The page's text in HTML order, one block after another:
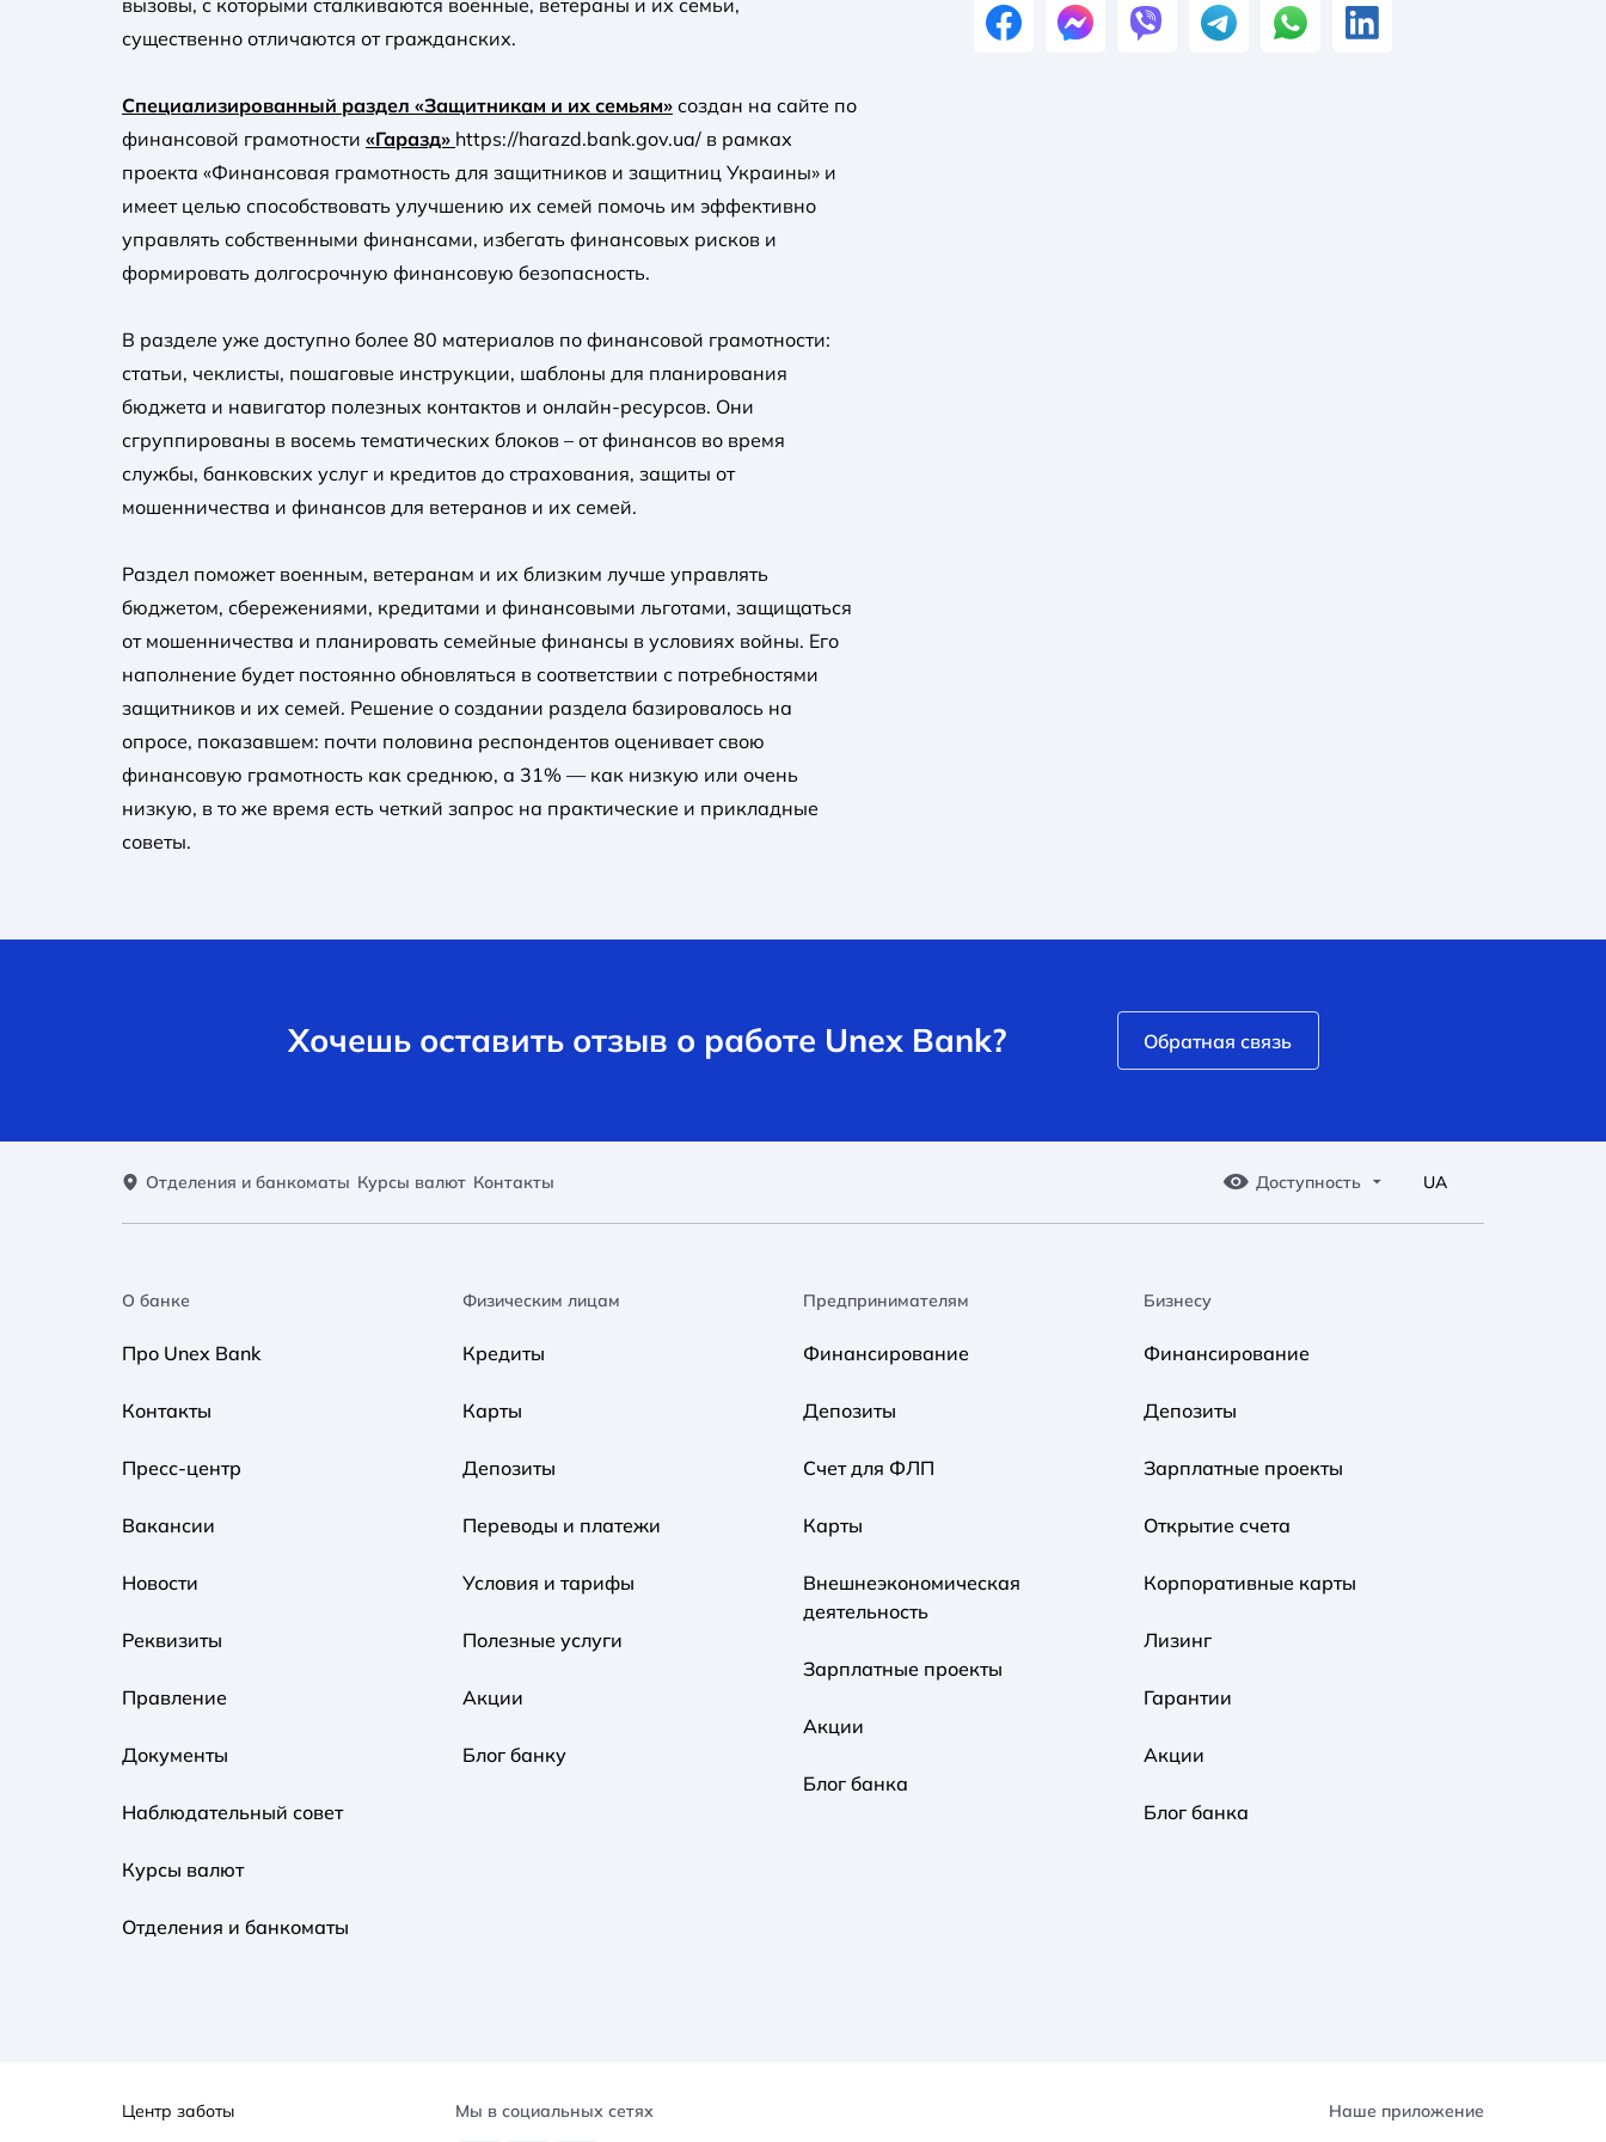
вызовы, с которыми сталкиваются военные, ветераны и их семьи,
существенно отличаются от гражданских.
Специализированный раздел «Защитникам и их семьям» создан на сайте по
финансовой грамотности «Гаразд» https://harazd.bank.gov.ua/ в рамках
проекта «Финансовая грамотность для защитников и защитниц Украины» и
имеет целью способствовать улучшению их семей помочь им эффективно
управлять собственными финансами, избегать финансовых рисков и
формировать долгосрочную финансовую безопасность.
В разделе уже доступно более 80 материалов по финансовой грамотности:
статьи, чеклисты, пошаговые инструкции, шаблоны для планирования
бюджета и навигатор полезных контактов и онлайн-ресурсов. Они
сгруппированы в восемь тематических блоков – от финансов во время
службы, банковских услуг и кредитов до страхования, защиты от
мошенничества и финансов для ветеранов и их семей.
Раздел поможет военным, ветеранам и их близким лучше управлять
бюджетом, сбережениями, кредитами и финансовыми льготами, защищаться
от мошенничества и планировать семейные финансы в условиях войны. Его
наполнение будет постоянно обновляться в соответствии с потребностями
защитников и их семей. Решение о создании раздела базировалось на
опросе, показавшем: почти половина респондентов оценивает свою
финансовую грамотность как среднюю, а 31% — как низкую или очень
низкую, в то же время есть четкий запрос на практические и прикладные
советы.
Хочешь оставить отзыв о работе Unex Bank? Обратная связь
Отделения и банкоматы Курсы валют Контакты Доступность
Обычный
A A
Средний Большой
A A
UA
О банке
Про Unex Bank
Контакты
Пресс-центр
Вакансии
Новости
Реквизиты
Правление
Документы
Наблюдательный совет
Курсы валют
Отделения и банкоматы
Физическим лицам
Кредиты
Карты
Депозиты
Переводы и платежи
Условия и тарифы
Полезные услуги
Акции
Блог банку
Предпринимателям
Финансирование
Депозиты
Счет для ФЛП
Карты
Внешнеэкономическая
деятельность
Зарплатные проекты
Акции
Блог банка
Бизнесу
Финансирование
Депозиты
Зарплатные проекты
Открытие счета
Корпоративные карты
Лизинг
Гарантии
Акции
Блог банка
Центр заботы Наше приложение
Мы в социальных сетях